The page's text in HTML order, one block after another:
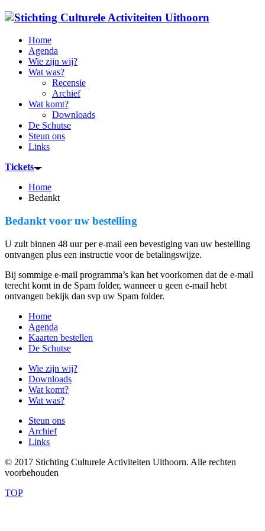
Home
Agenda
Wie zijn wij?
Wat was?
Recensie
Archief
Wat komt?
Downloads
De Schutse
Steun ons
Links
Tickets
Home
Bedankt
Bedankt voor uw bestelling
U zult binnen 48 uur per e-mail een bevestiging van uw bestelling
ontvangen plus een instructie voor de betalingswijze.
Bij sommige e-mail programma’s kan het voorkomen dat de e-mail
terecht komt in de Spam folder, wanneer u geen e-mail hebt
ontvangen bekijk dan svp uw Spam folder.
Home
Agenda
Kaarten bestellen
De Schutse
Wie zijn wij?
Downloads
Wat komt?
Wat was?
Steun ons
Archief
Links
© 2017 Stichting Culturele Activiteiten Uithoorn. Alle rechten
voorbehouden
TOP